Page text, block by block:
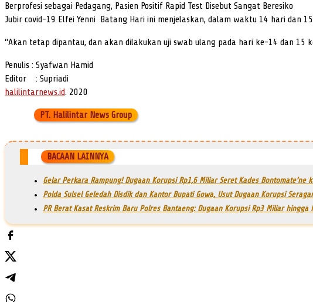
Berprofesi sebagai Pedagang, Pasien Positif Rapid Test Disebut Sangat Beresiko
Jubir covid-19 Elfei Yenni Batang Hari ini menjelaskan, dalam waktu 14 hari dan
“Akan tetap dipantau, dan akan dilakukan uji swab ulang pada hari ke-14 dan 15
Penulis : Syafwan Hamid
Editor : Supriadi
halilintarnews.id. 2020
PT. Halilintar News Group
BACAAN LAINNYA
Gelar Perkara Rampung! Dugaan Korupsi Rp1,6 Miliar Seret Kades Bontomate’ne
Polda Sulsel Geledah Disdik dan Kantor Bupati Gowa, Usut Dugaan Korupsi
PR Berat Kasat Reskrim Baru Polres Bantaeng: Dugaan Korupsi Rp3 Miliar hingga